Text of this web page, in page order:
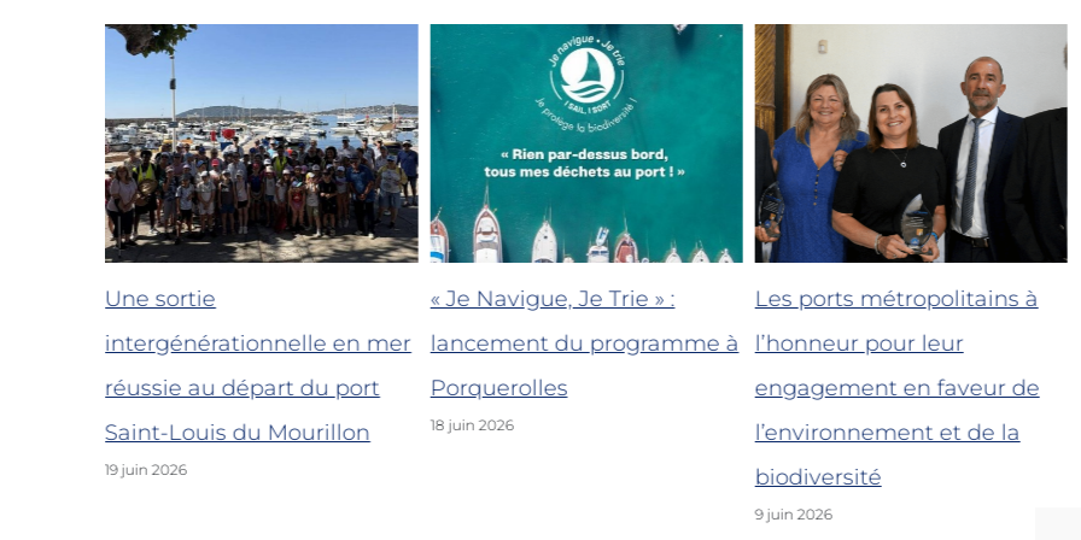
Une sortie
intergénérationnelle en mer
réussie au départ du port
Saint-Louis du Mourillon
19 juin 2026
« Je Navigue, Je Trie » :
lancement du programme à
Porquerolles
18 juin 2026
Les ports métropolitains à
l’honneur pour leur
engagement en faveur de
l’environnement et de la
biodiversité
9 juin 2026